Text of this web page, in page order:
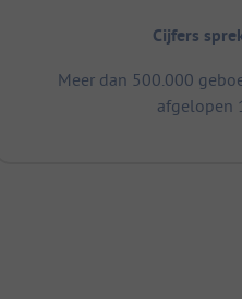
Cijfers
Meer dan 500.000
afgelopen